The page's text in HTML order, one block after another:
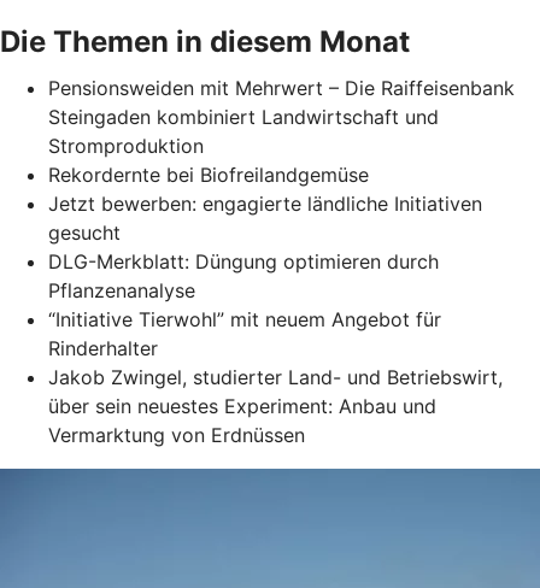
Die Themen in diesem Monat
Pensionsweiden mit Mehrwert – Die Raiffeisenbank
Steingaden kombiniert Landwirtschaft und
Stromproduktion
Rekordernte bei Biofreilandgemüse
Jetzt bewerben: engagierte ländliche Initiativen
gesucht
DLG-Merkblatt: Düngung optimieren durch
Pflanzenanalyse
“Initiative Tierwohl” mit neuem Angebot für
Rinderhalter
Jakob Zwingel, studierter Land- und Betriebswirt,
über sein neuestes Experiment: Anbau und
Vermarktung von Erdnüssen